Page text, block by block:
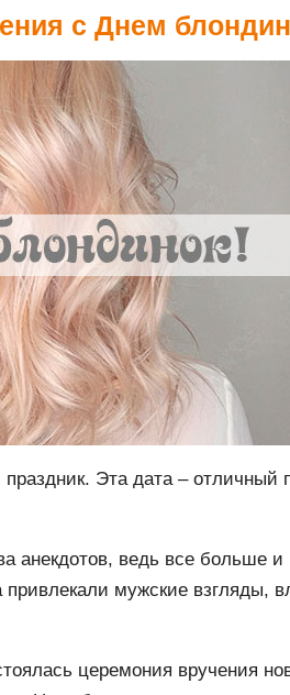
с Днем
Эта дата –
анекдотов, ведь все больше
мужские взгляды,
церемония вручения